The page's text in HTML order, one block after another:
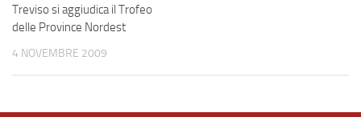
Treviso si aggiudica il Trofeo
delle Province Nordest
4 NOVEMBRE 2009